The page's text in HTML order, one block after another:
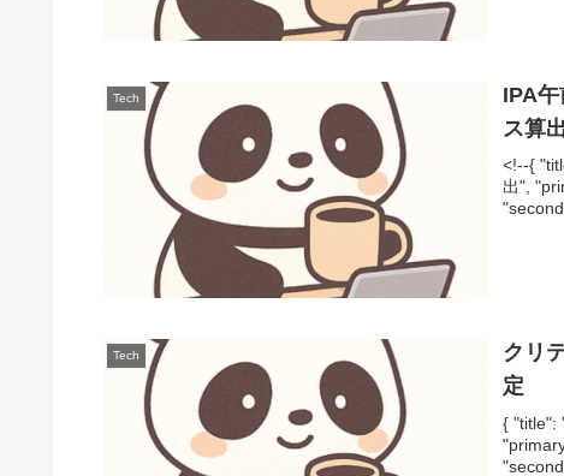
Tech
IPA
ス算出
<!--{
出",
Tech
クリ
定
{ "title":